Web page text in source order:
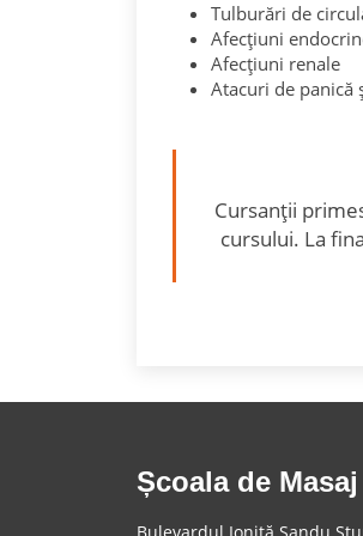
Tulburări de
Afecțiuni
Afecțiuni renale
Atacuri de panică
Cursanții
cursului. La
Școala de Masaj